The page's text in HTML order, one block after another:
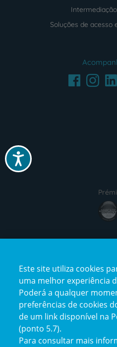
Acessibilidade
Soluções de acesso
FacebookInstagram
Este site utiliza cookies
uma melhor experiência
Poderá a qualquer
preferências de cookies
de um link disponível na
(ponto 5.7).
Para consultar mais